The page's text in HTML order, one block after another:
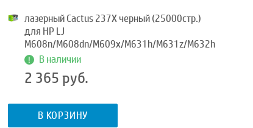
лазерный Cactus 237X черный (25000стр.)
для HP LJ
M608n/M608dn/M609x/M631h/M631z/M632h
В наличии
2 365 руб.
В КОРЗИНУ